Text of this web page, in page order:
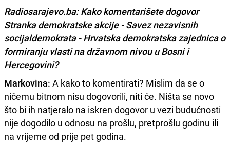
Radiosarajevo.ba: Kako komentarišete dogovor
Stranka demokratske akcije - Savez nezavisnih
socijaldemokrata - Hrvatska demokratska zajednica o
formiranju vlasti na državnom nivou u Bosni i
Hercegovini?
Markovina: A kako to komentirati? Mislim da se o
ničemu bitnom nisu dogovorili, niti će. Ništa se novo
što bi ih natjeralo na iskren dogovor u vezi budućnosti
nije dogodilo u odnosu na prošlu, pretprošlu godinu ili
na vrijeme od prije pet godina.